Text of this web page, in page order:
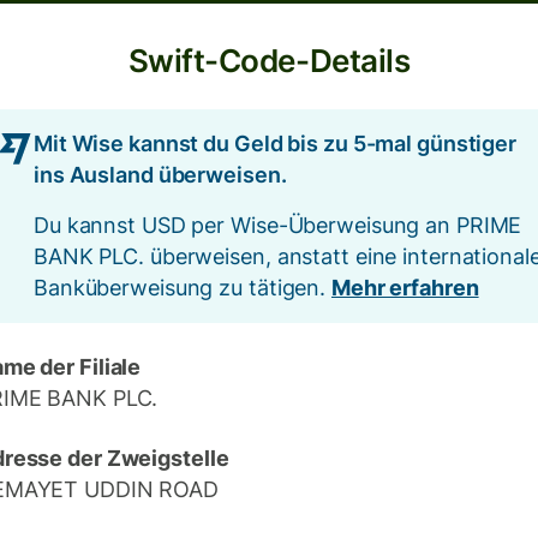
Swift-Code-Details
Mit Wise kannst du Geld bis zu 5-mal günstiger
ins Ausland überweisen.
Du kannst USD per Wise-Überweisung an PRIME
BANK PLC. überweisen, anstatt eine
Banküberweisung zu tätigen. Mehr erfahren
der Filiale
BANK PLC.
der Zweigstelle
UDDIN ROAD